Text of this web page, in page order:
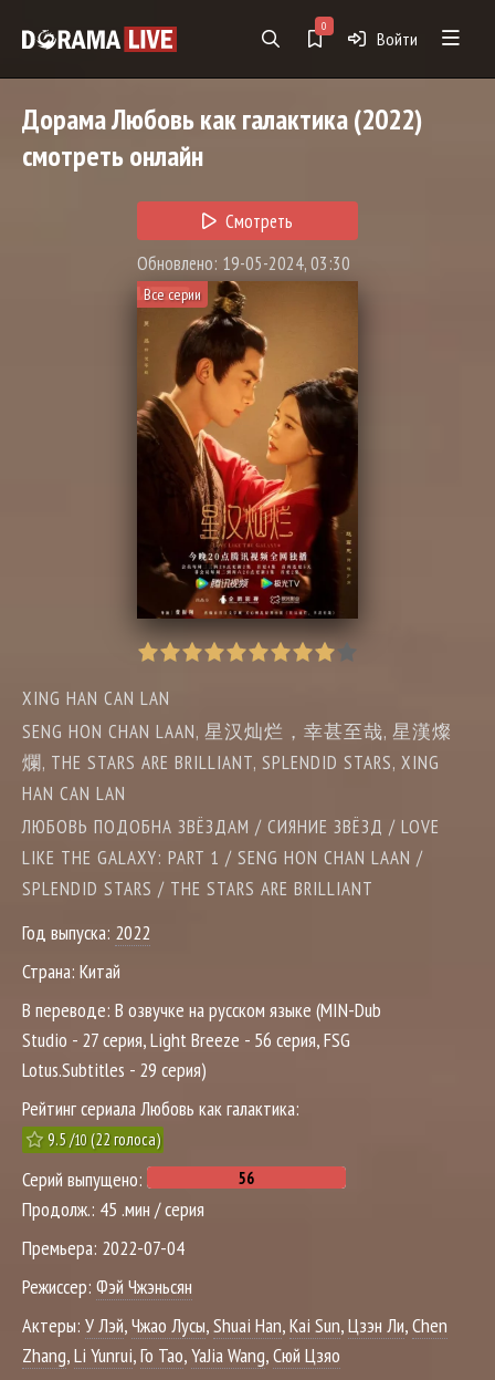
0
Войти
ДорамаЛюбовь как галактика(2022)
смотреть онлайн
Смотреть
Обновлено: 19-05-2024, 03:30
Все серии
XING HAN CAN LAN
SENG HON CHAN LAAN, 星汉灿烂，幸甚至哉, 星漢燦
爛, THE STARS ARE BRILLIANT, SPLENDID STARS, XING
HAN CAN LAN
ЛЮБОВЬ ПОДОБНА ЗВЁЗДАМ / СИЯНИЕ ЗВЁЗД / LOVE
LIKE THE GALAXY: PART 1 / SENG HON CHAN LAAN /
SPLENDID STARS / THE STARS ARE BRILLIANT
Год выпуска: 2022
Страна: Китай
В переводе: В озвучке на русском языке (MIN-Dub
Studio - 27 серия, Light Breeze - 56 серия, FSG
Lotus.Subtitles - 29 серия)
Рейтинг сериала Любовь как галактика:
9.5/10(22голоса)
Серий выпущено:
Продолж.: 45 .мин / серия
Премьера: 2022-07-04
Режиссер: Фэй Чжэньсян
Актеры: У Лэй,Чжао Лусы,Shuai Han,Kai Sun,Цзэн Ли,Chen
Zhang,Li Yunrui,Го Тао,YaJia Wang,Сюй Цзяо